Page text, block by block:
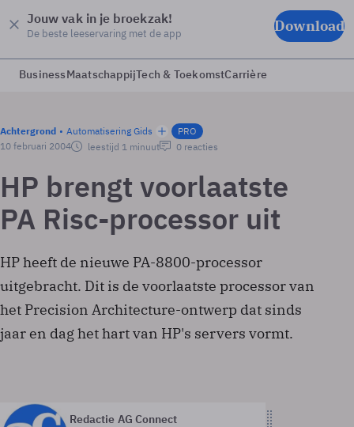
Jouw vak in je broekzak!
De beste leeservaring met de app Download
BusinessMaatschappijTech & ToekomstCarrière
Achtergrond Automatisering Gids
PRO
10 februari 2004
leestijd 1 minuut 0 reacties
HP brengt voorlaatste
PA Risc-processor uit
HP heeft de nieuwe PA-8800-processor
uitgebracht. Dit is de voorlaatste processor van
het Precision Architecture-ontwerp dat sinds
jaar en dag het hart van HP's servers vormt.
Redactie AG Connect